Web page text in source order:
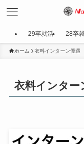
29卒就活 28卒
ホーム 衣料インターン優遇
衣料インター